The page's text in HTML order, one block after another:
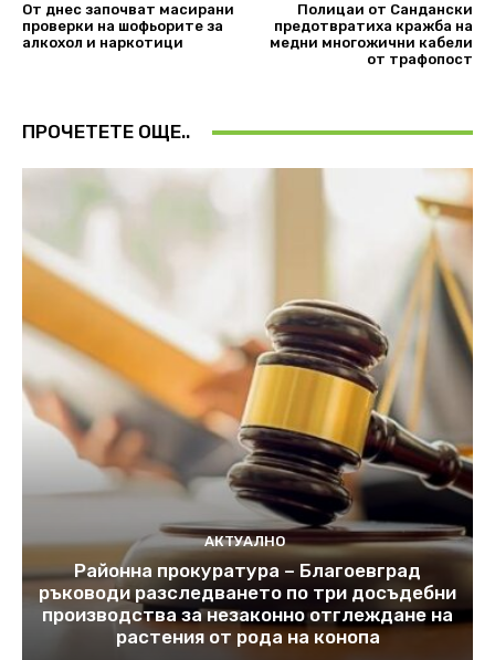
От днес започват масирани
проверки на шофьорите за
алкохол и наркотици
Полицаи от Сандански
предотвратиха кражба на
медни многожични кабели
от трафопост
ПРОЧЕТЕТЕ ОЩЕ..
АКТУАЛНО
Районна прокуратура – Благоевград
ръководи разследването по три досъдебни
производства за незаконно отглеждане на
растения от рода на конопа